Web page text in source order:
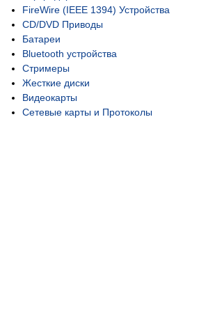
FireWire (IEEE 1394) Устройства
CD/DVD Приводы
Батареи
Bluetooth устройства
Стримеры
Жесткие диски
Видеокарты
Сетевые карты и Протоколы